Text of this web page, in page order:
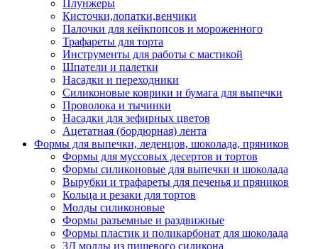
Плунжеры
Кисточки,лопатки,венчики
Палочки для кейкпопсов и мороженного
Трафареты для торта
Инструменты для работы с мастикой
Шпатели и палетки
Насадки и переходники
Силиконовые коврики и бумага для выпечки
Проволока и тычинки
Насадки для зефирных цветов
Ацетатная (бордюрная) лента
Формы для выпечки, леденцов, шоколада, пряников
Формы для муссовых десертов и тортов
Формы силиконовые для выпечки и шоколада
Вырубки и трафареты для печенья и пряников
Кольца и резаки для тортов
Молды силиконовые
Формы разъемные и раздвижные
Формы пластик и поликарбонат для шоколада
3Д молды из пищевого силикона